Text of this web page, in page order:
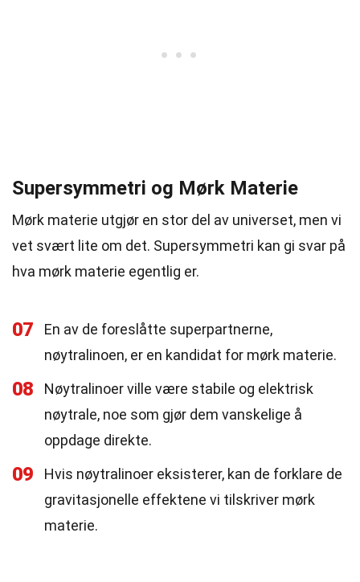
Supersymmetri og Mørk Materie
Mørk materie utgjør en stor del av universet, men vi
vet svært lite om det. Supersymmetri kan gi svar på
hva mørk materie egentlig er.
07
En av de foreslåtte superpartnerne,
nøytralinoen, er en kandidat for mørk materie.
08
Nøytralinoer ville være stabile og elektrisk
nøytrale, noe som gjør dem vanskelige å
oppdage direkte.
09
Hvis nøytralinoer eksisterer, kan de forklare de
gravitasjonelle effektene vi tilskriver mørk
materie.